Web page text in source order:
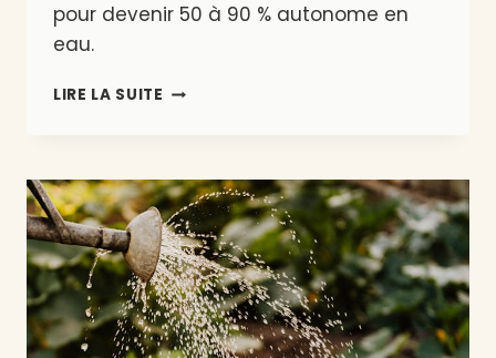
pour devenir 50 à 90 % autonome en
eau.
LIRE LA SUITE EAU
:
GUIDE
COMPLET
POUR
DEVELOPPER
SON
AUTONOMIE
HYDRIQUE